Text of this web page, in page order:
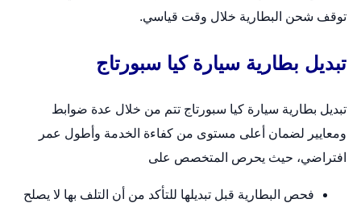
توقف شحن البطارية خلال وقت قياسي.
تبديل بطارية سيارة كيا سبورتاج
تبديل بطارية سيارة كيا سبورتاج تتم من خلال عدة ضوابط
ومعايير لضمان أعلى مستوى من كفاءة الخدمة وأطول عمر
افتراضي، حيث يحرص المتخصص على
فحص البطارية قبل تبديلها للتأكد من أن التلف بها لا يصلح